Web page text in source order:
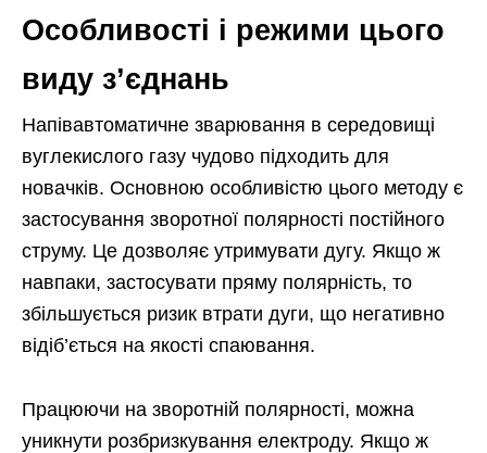
Особливості і режими цього
виду з’єднань
Напівавтоматичне зварювання в середовищі
вуглекислого газу чудово підходить для
новачків. Основною особливістю цього методу є
застосування зворотної полярності постійного
струму. Це дозволяє утримувати дугу. Якщо ж
навпаки, застосувати пряму полярність, то
збільшується ризик втрати дуги, що негативно
відіб’ється на якості спаювання.
Працюючи на зворотній полярності, можна
уникнути розбризкування електроду. Якщо ж